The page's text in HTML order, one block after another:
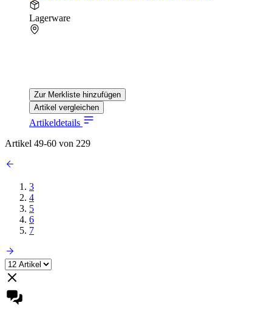
Lagerware
Zur Merkliste hinzufügen
Artikel vergleichen
Artikeldetails
Artikel 49-60 von 229
3
4
5
6
7